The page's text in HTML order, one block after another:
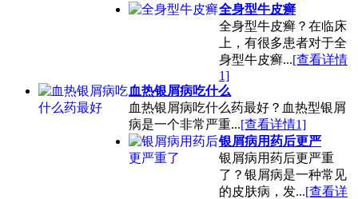
全身型牛皮癣
全身型牛皮癣？在临床
上，有很多患者对于全
身型牛皮癣...[查看详情
1]
血热银屑病吃什么
血热银屑病吃什么药最好？血热型银屑
病是一个非常严重...[查看详情1]
银屑病用药后更严
银屑病用药后更严重
了？银屑病是一种常见
的皮肤病，发...[查看详